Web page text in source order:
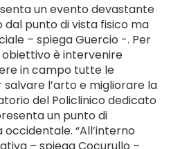
un evento devastante
dal punto di vista fisico ma
– spiega Guercio -. Per
è intervenire
in campo tutte le
l’arto e migliorare la
del Policlinico dedicato
un punto di
“All’interno
– spiega Cocurullo –